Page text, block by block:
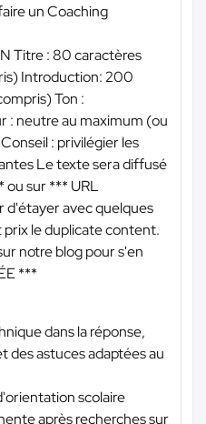
un Coaching
Titre : 80 caractères
Introduction: 200
Ton :
neutre au maximum (ou
: privilégier les
Le texte sera diffusé
ou sur*** URL
d'étayer avec quelques
le duplicate content.
notre blog pour s'en
***
dans la réponse,
des astuces adaptées au
scolaire
après recherches sur